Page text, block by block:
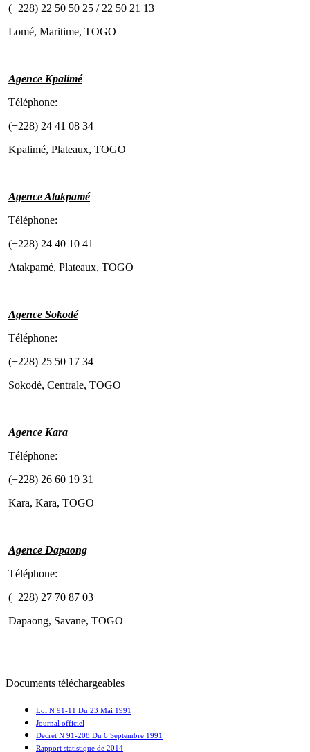
(+228) 22 50 50 25 / 22 50 21 13
Lomé, Maritime, TOGO
Agence Kpalimé
Téléphone:
(+228) 24 41 08 34
Kpalimé, Plateaux, TOGO
Agence Atakpamé
Téléphone:
(+228) 24 40 10 41
Atakpamé, Plateaux, TOGO
Agence Sokodé
Téléphone:
(+228) 25 50 17 34
Sokodé, Centrale, TOGO
Agence Kara
Téléphone:
(+228) 26 60 19 31
Kara, Kara, TOGO
Agence Dapaong
Téléphone:
(+228) 27 70 87 03
Dapaong, Savane, TOGO
Documents téléchargeables
Loi N 91-11 Du 23 Mai 1991
Journal officiel
Decret N 91-208 Du 6 Septembre 1991
Rapport statistique de 2014